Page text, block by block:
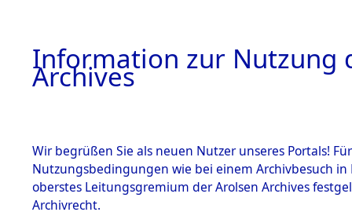
Information zur Nutzung
Archives
Wir begrüßen Sie als neuen Nutzer unseres Portals!
Nutzungsbedingungen wie bei einem Archivbesuch
oberstes Leitungsgremium der Arolsen Archives
Archivrecht.